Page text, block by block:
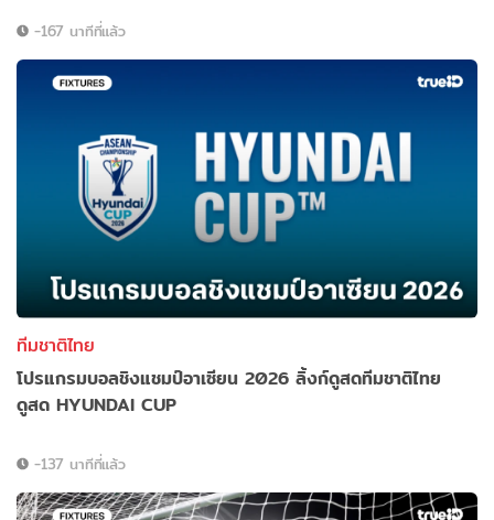
-167 นาทีที่แล้ว
ทีมชาติไทย
โปรแกรมบอลชิงแชมป์อาเซียน 2026 ลิ้งก์ดูสดทีมชาติไทย
ดูสด HYUNDAI CUP
-137 นาทีที่แล้ว